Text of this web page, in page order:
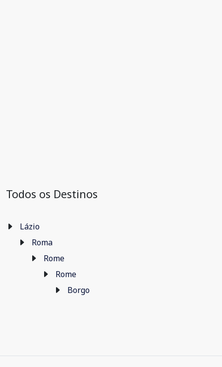
Todos os Destinos
Lázio
Roma
Rome
Rome
Borgo